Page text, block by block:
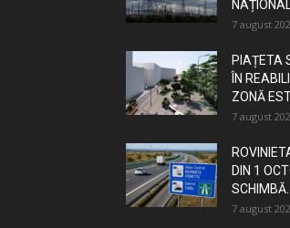
7 august
PIAȚETA
ÎN
ZONĂ
7 august
DIN 1
SCHIMBĂ...
7 august